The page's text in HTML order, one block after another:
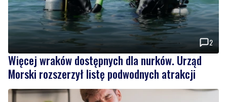
2
Więcej wraków dostępnych dla nurków. Urząd
Morski rozszerzył listę podwodnych atrakcji